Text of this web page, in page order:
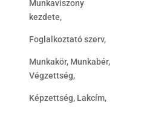
Munkaviszony
kezdete,
Foglalkoztató szerv,
Munkakör, Munkabér,
Végzettség,
Képzettség, Lakcím,